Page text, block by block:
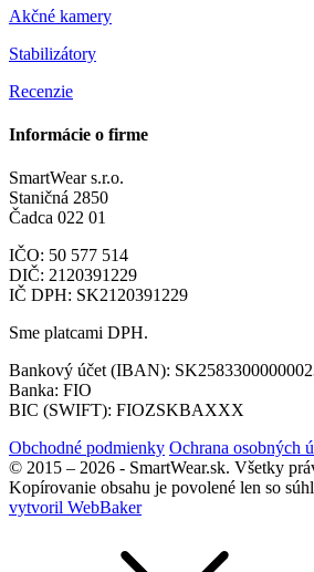
Akčné kamery
Stabilizátory
Recenzie
Informácie o firme
SmartWear s.r.o.
Staničná 2850
Čadca 022 01
IČO: 50 577 514
DIČ: 2120391229
IČ DPH: SK2120391229
Sme platcami DPH.
Bankový účet (IBAN):
Banka: FIO
BIC (SWIFT): FIOZSKBAXXX
Obchodné podmienky Ochrana osobných
© 2015 – 2026 - SmartWear.sk. Všetky
Kopírovanie obsahu je povolené len so
vytvoril WebBaker